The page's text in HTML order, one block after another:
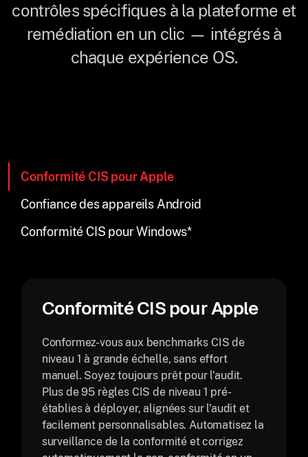
contrôles spécifiques à la plateforme et
remédiation en un clic — intégrés à
chaque expérience OS.
Conformité CIS pour Apple
Confiance des appareils Android
Conformité CIS pour Windows*
Conformité CIS pour Apple
Conformez-vous aux benchmarks CIS de
niveau 1 à grande échelle, sans effort
manuel. Soyez toujours prêt pour l'audit.
Plus de 95 règles CIS de niveau 1 pré-
établies à déployer, alignées sur l'audit et
facilement personnalisables. Automatisez la
surveillance de la conformité et corrigez